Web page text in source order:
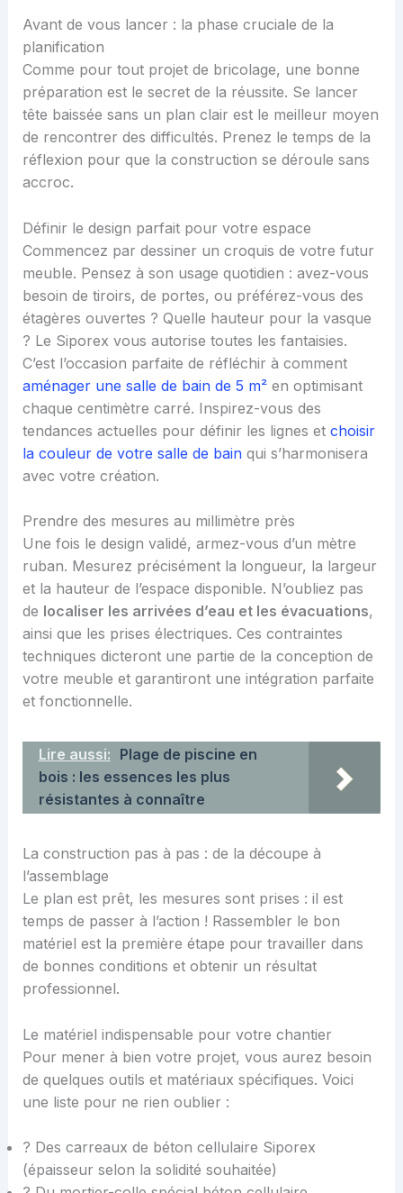
Avant de vous lancer : la phase cruciale de la
planification
Comme pour tout projet de bricolage, une bonne
préparation est le secret de la réussite. Se lancer
tête baissée sans un plan clair est le meilleur moyen
de rencontrer des difficultés. Prenez le temps de la
réflexion pour que la construction se déroule sans
accroc.
Définir le design parfait pour votre espace
Commencez par dessiner un croquis de votre futur
meuble. Pensez à son usage quotidien : avez-vous
besoin de tiroirs, de portes, ou préférez-vous des
étagères ouvertes ? Quelle hauteur pour la vasque
? Le Siporex vous autorise toutes les fantaisies.
C’est l’occasion parfaite de réfléchir à comment
aménager une salle de bain de 5 m²en optimisant
chaque centimètre carré. Inspirez-vous des
tendances actuelles pour définir les lignes et choisir
la couleur de votre salle de bainqui s’harmonisera
avec votre création.
Prendre des mesures au millimètre près
Une fois le design validé, armez-vous d’un mètre
ruban. Mesurez précisément la longueur, la largeur
et la hauteur de l’espace disponible. N’oubliez pas
de localiser les arrivées d’eau et les évacuations,
ainsi que les prises électriques. Ces contraintes
techniques dicteront une partie de la conception de
votre meuble et garantiront une intégration parfaite
et fonctionnelle.
Lire aussi: Plage de piscine en
bois : les essences les plus
résistantes à connaître
La construction pas à pas : de la découpe à
l’assemblage
Le plan est prêt, les mesures sont prises : il est
temps de passer à l’action ! Rassembler le bon
matériel est la première étape pour travailler dans
de bonnes conditions et obtenir un résultat
professionnel.
Le matériel indispensable pour votre chantier
Pour mener à bien votre projet, vous aurez besoin
de quelques outils et matériaux spécifiques. Voici
une liste pour ne rien oublier :
? Des carreaux de béton cellulaire Siporex
(épaisseur selon la solidité souhaitée)